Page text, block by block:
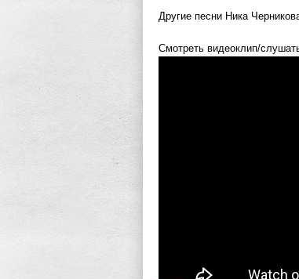
Другие песни Ника
Смотреть видеоклип/